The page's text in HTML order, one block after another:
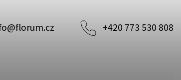
@florum.cz +420 773 530 808